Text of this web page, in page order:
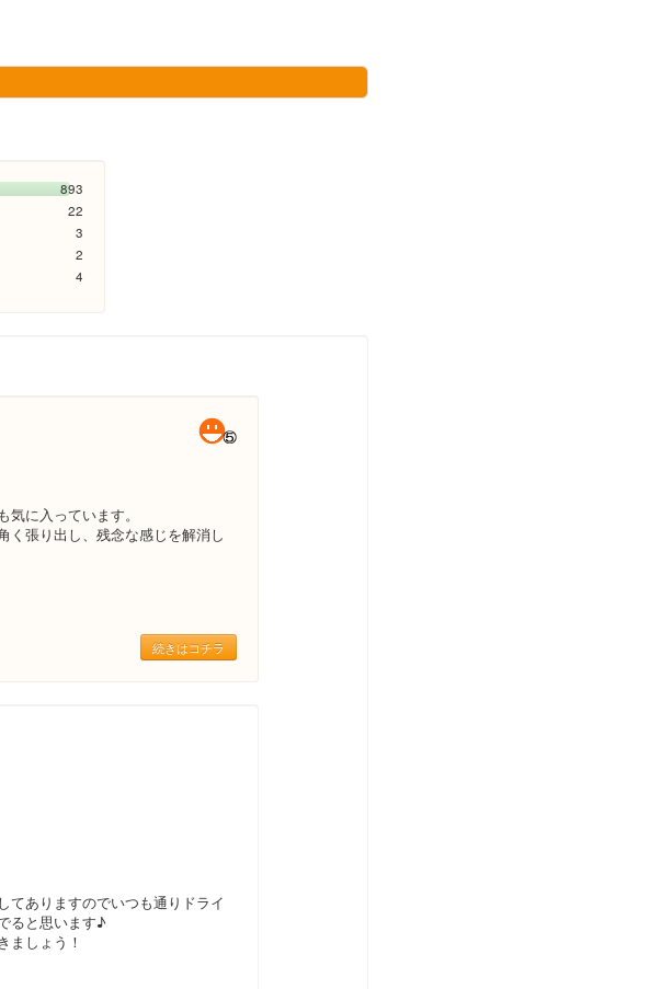
893
22
3
2
4
に入っています。
く張り出し、残念な感じを解消し
続きはコチラ
てありますのでいつも通りドライ
ると思います♪
ましょう！